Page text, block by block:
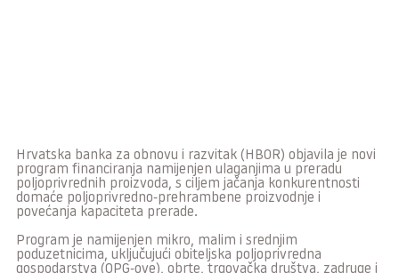
Hrvatska banka za obnovu i razvitak (HBOR) objavila je novi
program financiranja namijenjen ulaganjima u preradu
poljoprivrednih proizvoda, s ciljem jačanja konkurentnosti
domaće poljoprivredno-prehrambene proizvodnje i
povećanja kapaciteta prerade.
Program je namijenjen mikro, malim i srednjim
poduzetnicima, uključujući obiteljska poljoprivredna
gospodarstva (OPG-ove), obrte, trgovačka društva, zadruge i